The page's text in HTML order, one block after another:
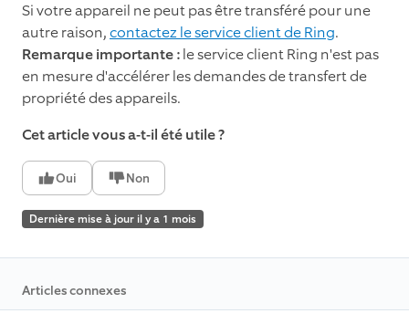
Si votre appareil ne peut pas être transféré pour une
autre raison,contactez le service client de Ring.
Remarque importante :le service client Ring n'est pas
en mesure d'accélérer les demandes de transfert de
propriété des appareils.
Cet article vous a-t-il été utile ?
Oui Non
Dernière mise à jour il y a 1 mois
Articles connexes